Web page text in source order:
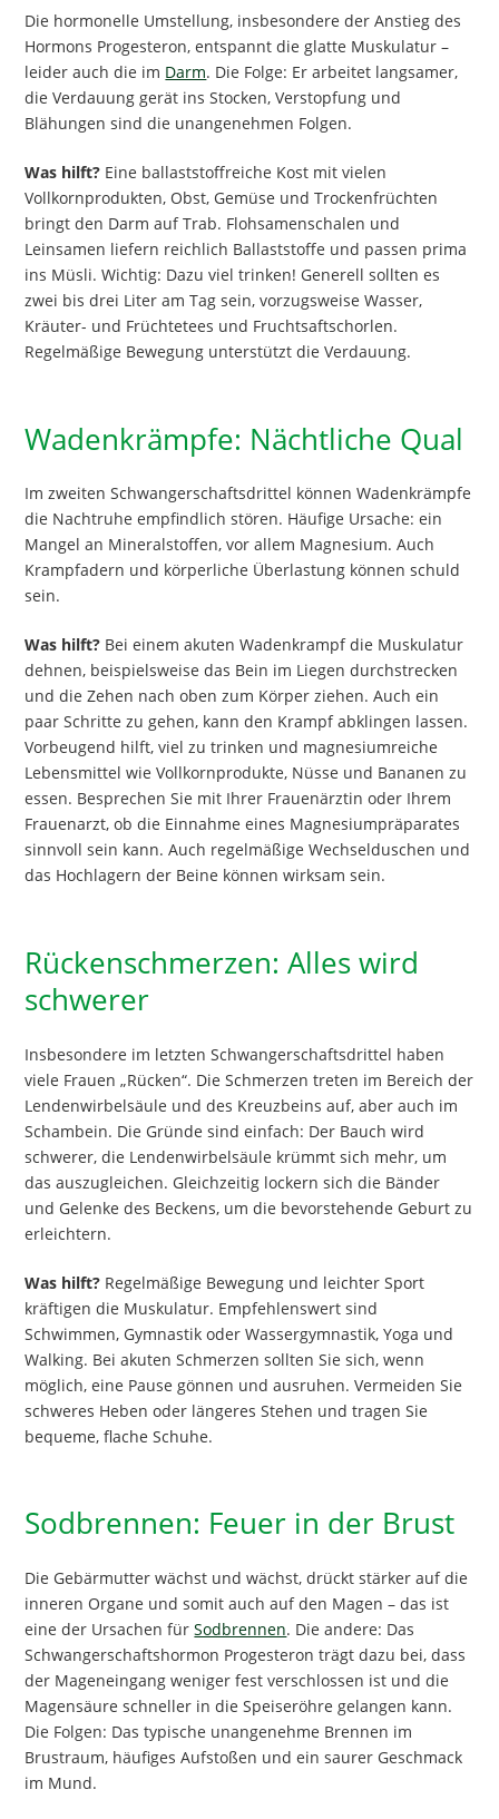
Die hormonelle Umstellung, insbesondere der Anstieg des
Hormons Progesteron, entspannt die glatte Muskulatur –
leider auch die im Darm. Die Folge: Er arbeitet langsamer,
die Verdauung gerät ins Stocken, Verstopfung und
Blähungen sind die unangenehmen Folgen.
Was hilft? Eine ballaststoffreiche Kost mit vielen
Vollkornprodukten, Obst, Gemüse und Trockenfrüchten
bringt den Darm auf Trab. Flohsamenschalen und
Leinsamen liefern reichlich Ballaststoffe und passen prima
ins Müsli. Wichtig: Dazu viel trinken! Generell sollten es
zwei bis drei Liter am Tag sein, vorzugsweise Wasser,
Kräuter- und Früchtetees und Fruchtsaftschorlen.
Regelmäßige Bewegung unterstützt die Verdauung.
Wadenkrämpfe: Nächtliche Qual
Im zweiten Schwangerschaftsdrittel können Wadenkrämpfe
die Nachtruhe empfindlich stören. Häufige Ursache: ein
Mangel an Mineralstoffen, vor allem Magnesium. Auch
Krampfadern und körperliche Überlastung können schuld
sein.
Was hilft? Bei einem akuten Wadenkrampf die Muskulatur
dehnen, beispielsweise das Bein im Liegen durchstrecken
und die Zehen nach oben zum Körper ziehen. Auch ein
paar Schritte zu gehen, kann den Krampf abklingen lassen.
Vorbeugend hilft, viel zu trinken und magnesiumreiche
Lebensmittel wie Vollkornprodukte, Nüsse und Bananen zu
essen. Besprechen Sie mit Ihrer Frauenärztin oder Ihrem
Frauenarzt, ob die Einnahme eines Magnesiumpräparates
sinnvoll sein kann. Auch regelmäßige Wechselduschen und
das Hochlagern der Beine können wirksam sein.
Rückenschmerzen: Alles wird
schwerer
Insbesondere im letzten Schwangerschaftsdrittel haben
viele Frauen „Rücken“. Die Schmerzen treten im Bereich der
Lendenwirbelsäule und des Kreuzbeins auf, aber auch im
Schambein. Die Gründe sind einfach: Der Bauch wird
schwerer, die Lendenwirbelsäule krümmt sich mehr, um
das auszugleichen. Gleichzeitig lockern sich die Bänder
und Gelenke des Beckens, um die bevorstehende Geburt zu
erleichtern.
Was hilft? Regelmäßige Bewegung und leichter Sport
kräftigen die Muskulatur. Empfehlenswert sind
Schwimmen, Gymnastik oder Wassergymnastik, Yoga und
Walking. Bei akuten Schmerzen sollten Sie sich, wenn
möglich, eine Pause gönnen und ausruhen. Vermeiden Sie
schweres Heben oder längeres Stehen und tragen Sie
bequeme, flache Schuhe.
Sodbrennen: Feuer in der Brust
Die Gebärmutter wächst und wächst, drückt stärker auf die
inneren Organe und somit auch auf den Magen – das ist
eine der Ursachen fürSodbrennen. Die andere: Das
Schwangerschaftshormon Progesteron trägt dazu bei, dass
der Mageneingang weniger fest verschlossen ist und die
Magensäure schneller in die Speiseröhre gelangen kann.
Die Folgen: Das typische unangenehme Brennen im
Brustraum, häufiges Aufstoßen und ein saurer Geschmack
im Mund.